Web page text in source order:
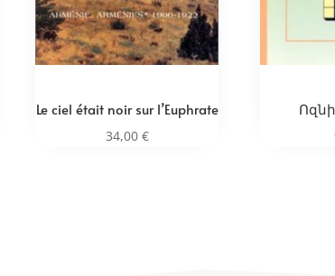
Le ciel était noir sur l’Euphrate
34,00 €